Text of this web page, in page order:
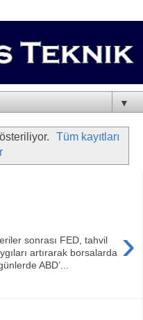
▼
Tüm kayıtları
›
sonrası FED, tahvil
artırarak borsalarda
ABD’...